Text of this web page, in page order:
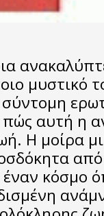
μυστικό
αυτή η
Η μοίρα
έναν κόσμο